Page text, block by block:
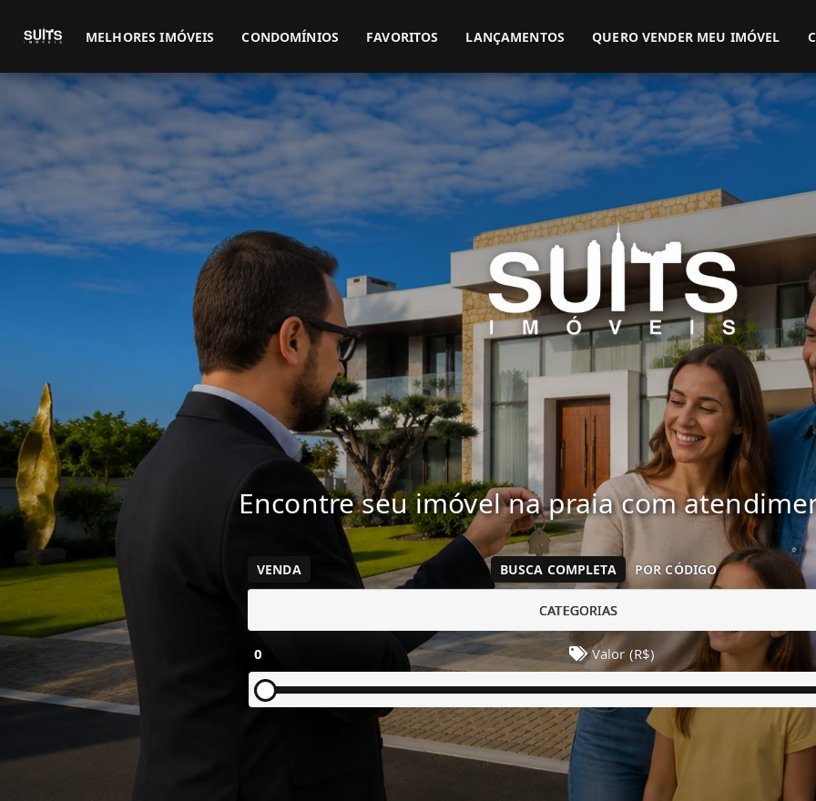
(51) 3416-9899 (51) 99914-3000
MELHORES IMÓVEIS CONDOMÍNIOS FAVORITOS LANÇAMENTOS QUERO VENDER MEU IMÓVEL
Encontre seu imóvel na praia com
VENDA BUSCA COMPLETA POR CÓDIGO
CATEGORIAS
0 Valor (R$)